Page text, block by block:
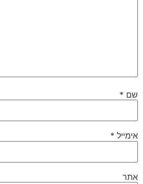
שם *
אימייל *
אתר